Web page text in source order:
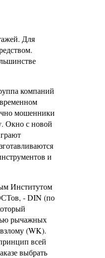
Для
компаний
мошенники
Окно с новой
и
Институтом
- DIN (по
рычажных
(WK).
всей
выбрать